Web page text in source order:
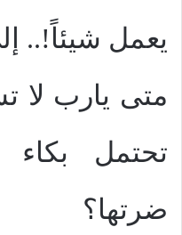
يعمل شيئاً!..
متى يارب لا
تحتمل
ضرتها؟